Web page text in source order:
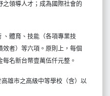
領導人才；成為國際社會的
、體育、技能（各項專業技
效者）等六項。原則上，每個
名新台幣壹萬伍仟元整。
雄市之高級中等學校（含）以